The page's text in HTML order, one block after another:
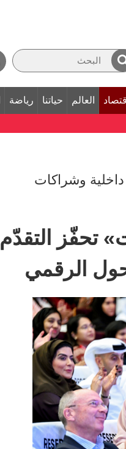
اقتصاد العالم حياتنا رياضة
ابتكارات داخلية وشراكات
تحفّز التقدّم
الرقمي